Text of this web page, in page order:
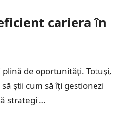
cariera în
de oportunități. Totuși,
știi cum să îți gestionezi
strategii…